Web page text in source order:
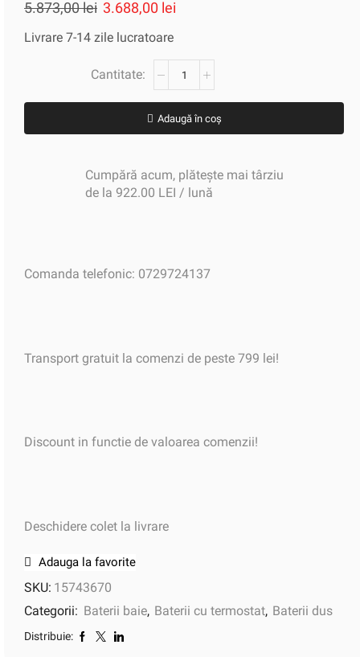
5.873,00lei 3.688,00 lei
Livrare 7-14 zile lucratoare
Adaugă în coș
Cumpără acum, plătește mai târziu
de la 922.00 LEI / lună
Comanda telefonic: 0729724137
Transport gratuit la comenzi de peste 799 lei!
Discount in functie de valoarea comenzii!
Deschidere colet la livrare
Adauga la favorite
SKU: 15743670
Categorii: Baterii baie, Baterii cu termostat, Baterii dus
Distribuie: